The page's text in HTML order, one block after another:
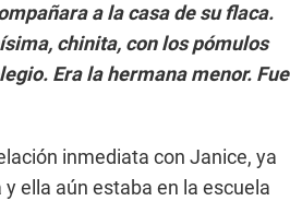
a la casa de su flaca.
chinita, con los pómulos
Era la hermana menor. Fue
inmediata con Janice, ya
ella aún estaba en la escuela